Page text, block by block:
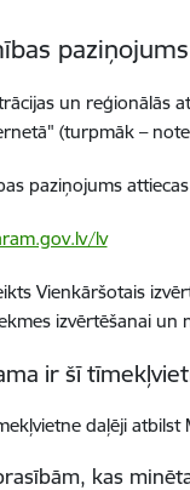
paziņojums
un reģionālās
(turpmāk –
paziņojums
lv
Vienkāršotais
izvērtēšanai un
ir šī
daļēji atbilst
kas